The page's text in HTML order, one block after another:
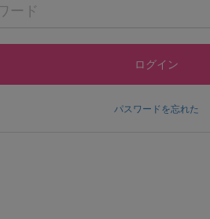
ログイン
パスワードを忘れた